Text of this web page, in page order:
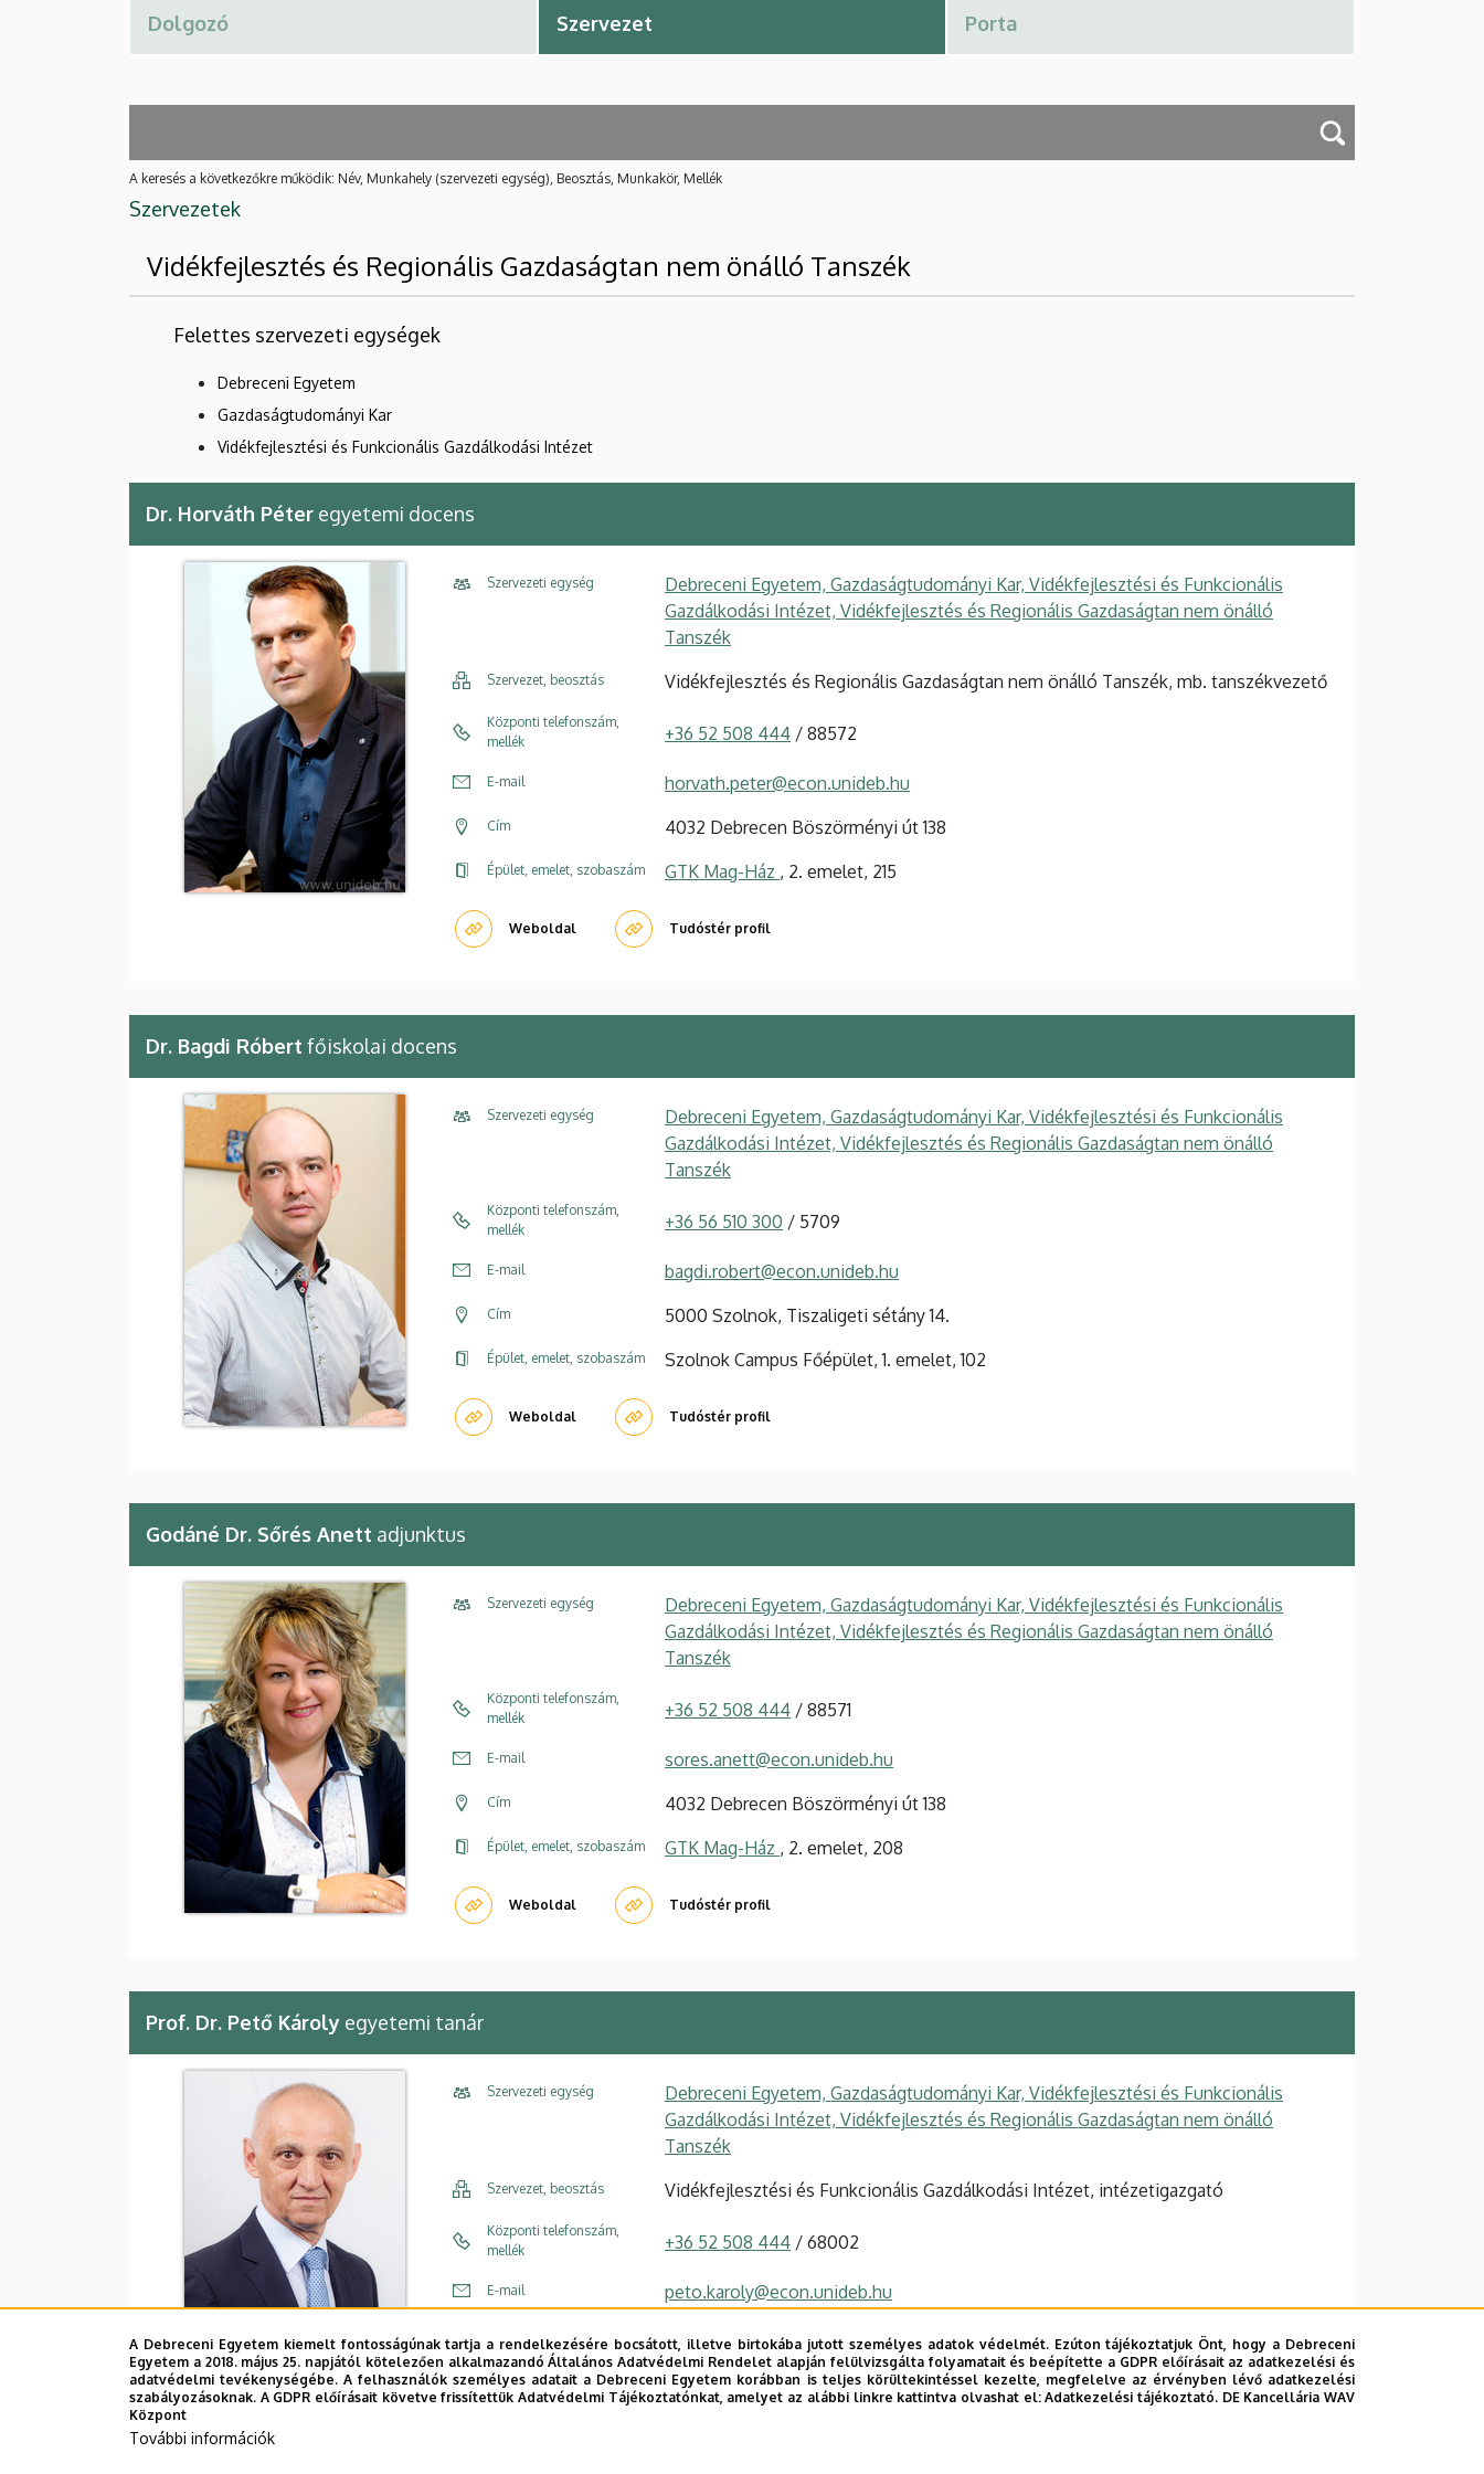
A keresés a következőkre működik: Név, Munkahely (szervezeti egység), Beosztás, Munkakör, Mellék
Szervezetek
Vidékfejlesztés és Regionális Gazdaságtan nem önálló Tanszék
Felettes szervezeti egységek
Debreceni Egyetem
Gazdaságtudományi Kar
Vidékfejlesztési és Funkcionális Gazdálkodási Intézet
Dr. Horváth Péter egyetemi docens
Szervezeti egység
Debreceni Egyetem, Gazdaságtudományi Kar, Vidékfejlesztési és Funkcionális
Gazdálkodási Intézet, Vidékfejlesztés és Regionális Gazdaságtan nem önálló
Tanszék
Szervezet, beosztás Vidékfejlesztés és Regionális Gazdaságtan nem önálló Tanszék, mb. tanszékvezető
Központi telefonszám,
mellék
+36 52 508 444 / 88572
E-mail horvath.peter@econ.unideb.hu
Cím 4032 Debrecen Böszörményi út 138
Épület, emelet, szobaszám GTK Mag-Ház , 2. emelet, 215
Weboldal Tudóstér profil
Dr. Bagdi Róbert főiskolai docens
Szervezeti egység
Debreceni Egyetem, Gazdaságtudományi Kar, Vidékfejlesztési és Funkcionális
Gazdálkodási Intézet, Vidékfejlesztés és Regionális Gazdaságtan nem önálló
Tanszék
Központi telefonszám,
mellék
+36 56 510 300 / 5709
E-mail bagdi.robert@econ.unideb.hu
Cím 5000 Szolnok, Tiszaligeti sétány 14.
Épület, emelet, szobaszám Szolnok Campus Főépület, 1. emelet, 102
Weboldal Tudóstér profil
Godáné Dr. Sőrés Anett adjunktus
Szervezeti egység
Debreceni Egyetem, Gazdaságtudományi Kar, Vidékfejlesztési és Funkcionális
Gazdálkodási Intézet, Vidékfejlesztés és Regionális Gazdaságtan nem önálló
Tanszék
Központi telefonszám,
mellék
+36 52 508 444 / 88571
E-mail sores.anett@econ.unideb.hu
Cím 4032 Debrecen Böszörményi út 138
Épület, emelet, szobaszám GTK Mag-Ház , 2. emelet, 208
Weboldal Tudóstér profil
Prof. Dr. Pető Károly egyetemi tanár
Szervezeti egység
Debreceni Egyetem, Gazdaságtudományi Kar, Vidékfejlesztési és Funkcionális
Gazdálkodási Intézet, Vidékfejlesztés és Regionális Gazdaságtan nem önálló
Tanszék
Szervezet, beosztás Vidékfejlesztési és Funkcionális Gazdálkodási Intézet, intézetigazgató
Központi telefonszám,
mellék
+36 52 508 444 / 68002
E-mail peto.karoly@econ.unideb.hu
4032 Debrecen, Böszörményi út 138.
Épület, emelet, szobaszám GTK Mag-Ház, 2. emelet, 211
A Debreceni Egyetem kiemelt fontosságúnak tartja a rendelkezésére bocsátott, illetve birtokába jutott személyes adatok védelmét. Ezúton tájékoztatjuk Önt, hogy a Debreceni
Egyetem a 2018. május 25. napjától kötelezően alkalmazandó Általános Adatvédelmi Rendelet alapján felülvizsgálta folyamatait és beépítette a GDPR előírásait az adatkezelési és
adatvédelmi tevékenységébe. A felhasználók személyes adatait a Debreceni Egyetem korábban is teljes körültekintéssel kezelte, megfelelve az érvényben lévő adatkezelési
szabályozásoknak. A GDPR előírásait követve frissítettük Adatvédelmi Tájékoztatónkat, amelyet az alábbi linkre kattintva olvashat el:Adatkezelési tájékoztató. DE Kancellária WAV
Központ
További információk